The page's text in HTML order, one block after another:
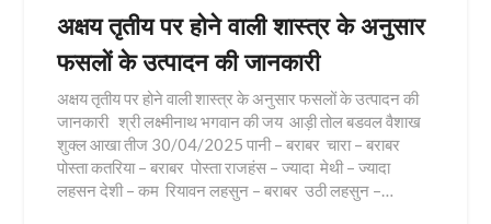
अक्षय तृतीय पर होने वाली शास्त्र के अनुसार
फसलों के उत्पादन की जानकारी
अक्षय तृतीय पर होने वाली शास्त्र के अनुसार फसलों के उत्पादन की
जानकारी श्री लक्ष्मीनाथ भगवान की जय आड़ी तोल बडवल वैशाख
शुक्ल आखा तीज 30/04/2025 पानी – बराबर चारा – बराबर
पोस्ता कतरिया – बराबर पोस्ता राजहंस – ज्यादा मेथी – ज्यादा
लहसन देशी – कम रियावन लहसुन – बराबर उठी लहसुन –…